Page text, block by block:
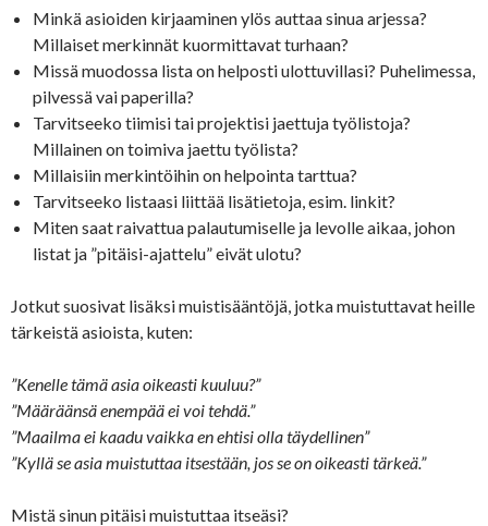
Minkä asioiden kirjaaminen ylös auttaa sinua arjessa?
Millaiset merkinnät kuormittavat turhaan?
Missä muodossa lista on helposti ulottuvillasi? Puhelimessa,
pilvessä vai paperilla?
Tarvitseeko tiimisi tai projektisi jaettuja työlistoja?
Millainen on toimiva jaettu työlista?
Millaisiin merkintöihin on helpointa tarttua?
Tarvitseeko listaasi liittää lisätietoja, esim. linkit?
Miten saat raivattua palautumiselle ja levolle aikaa, johon
listat ja ”pitäisi-ajattelu” eivät ulotu?
Jotkut suosivat lisäksi muistisääntöjä, jotka muistuttavat heille
tärkeistä asioista, kuten:
”Kenelle tämä asia oikeasti kuuluu?”
”Määräänsä enempää ei voi tehdä.”
”Maailma ei kaadu vaikka en ehtisi olla täydellinen”
”Kyllä se asia muistuttaa itsestään, jos se on oikeasti tärkeä.”
Mistä sinun pitäisi muistuttaa itseäsi?